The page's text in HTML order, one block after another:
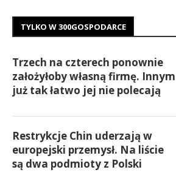
TYLKO W 300GOSPODARCE
Trzech na czterech ponownie
założyłoby własną firmę. Innym
już tak łatwo jej nie polecają
Restrykcje Chin uderzają w
europejski przemysł. Na liście
są dwa podmioty z Polski